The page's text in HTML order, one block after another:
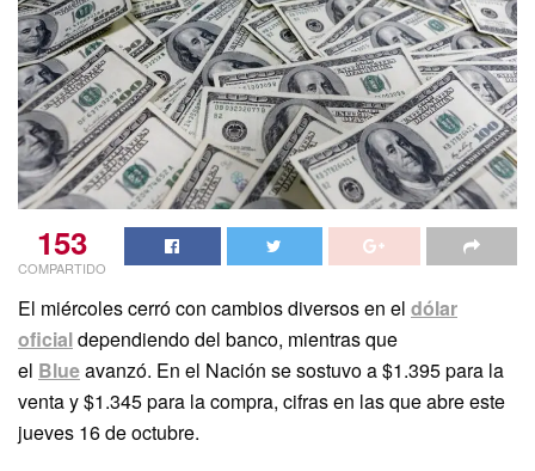
153
COMPARTIDO
El miércoles cerró con cambios diversos en el dólar
oficialdependiendo del banco, mientras que
el Blueavanzó. En el Nación se sostuvo a $1.395 para la
venta y $1.345 para la compra, cifras en las que abre este
jueves 16 de octubre.